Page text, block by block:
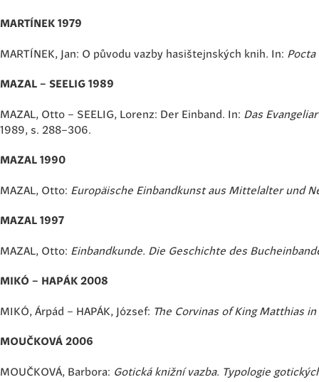
MARTÍNEK 1979
MARTÍNEK, Jan: O původu vazby hasištejnských knih In: Pocta
MAZAL – SEELIG 1989
MAZAL, Otto – SEELIG, Lorenz: Der Einband. In: Das
1989, s. 288–306.
MAZAL 1990
MAZAL, Otto: Europäische Einbandkunst aus Mittelalter und
MAZAL 1997
MAZAL, Otto: Einbandkunde. Die Geschichte des
MIKÓ – HAPÁK 2008
MIKÓ, Árpád – HAPÁK, József: The Corvinas of King Matthias
MOUČKOVÁ 2006
MOUČKOVÁ, Barbora: Gotická knižní vazba. Typologie